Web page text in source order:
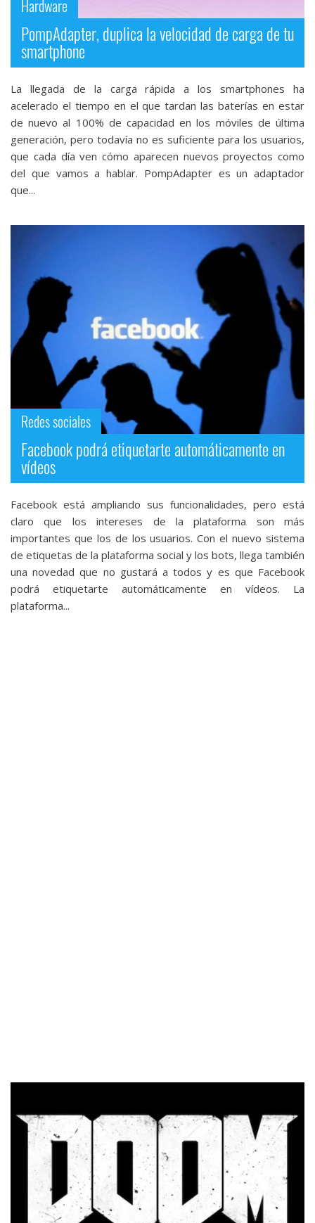
Hardware
PompAdapter, duplica la velocidad de carga de tu
smartphone
La llegada de la carga rápida a los smartphones ha
acelerado el tiempo en el que tardan las baterías en estar
de nuevo al 100% de capacidad en los móviles de última
generación, pero todavía no es suficiente para los usuarios,
que cada día ven cómo aparecen nuevos proyectos como
del que vamos a hablar. PompAdapter es un adaptador
que...
Redes sociales
Facebook podrá etiquetarte automáticamente en
vídeos
Facebook está ampliando sus funcionalidades, pero está
claro que los intereses de la plataforma son más
importantes que los de los usuarios. Con el nuevo sistema
de etiquetas de la plataforma social y los bots, llega también
una novedad que no gustará a todos y es que Facebook
podrá etiquetarte automáticamente en vídeos. La
plataforma...